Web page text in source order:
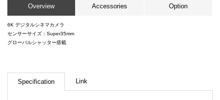
Overview Accessories Option
6K デジタルシネマカメラ
センサーサイズ：Super35mm
グローバルシャッター搭載
Specification Link